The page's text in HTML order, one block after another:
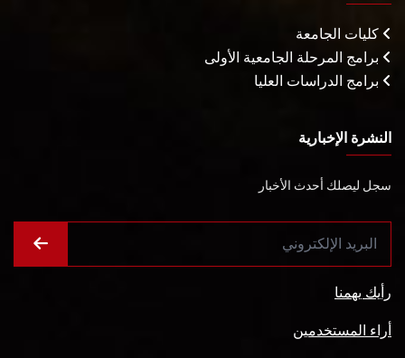
كليات الجامعة
برامج المرحلة الجامعية الأولى
برامج الدراسات العليا
النشرة الإخبارية
سجل ليصلك أحدث الأخبار
رأيك يهمنا
أراء المستخدمين